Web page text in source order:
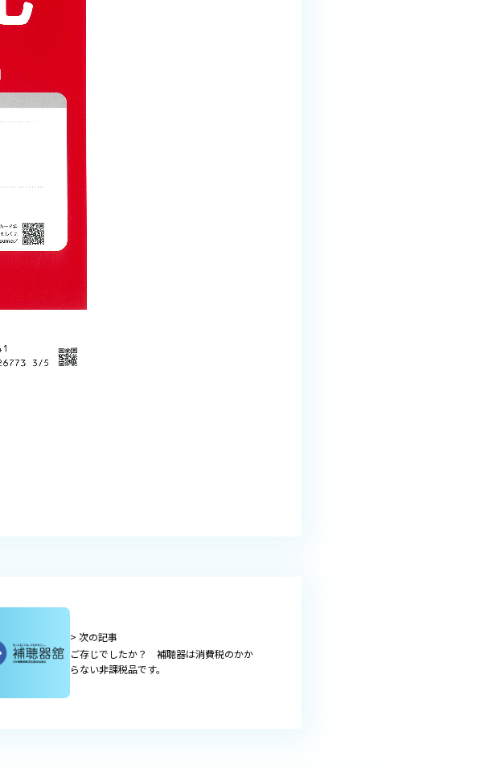
> 次の記事
ご存じでしたか？ 補聴器は消費税のかか
らない非課税品です。